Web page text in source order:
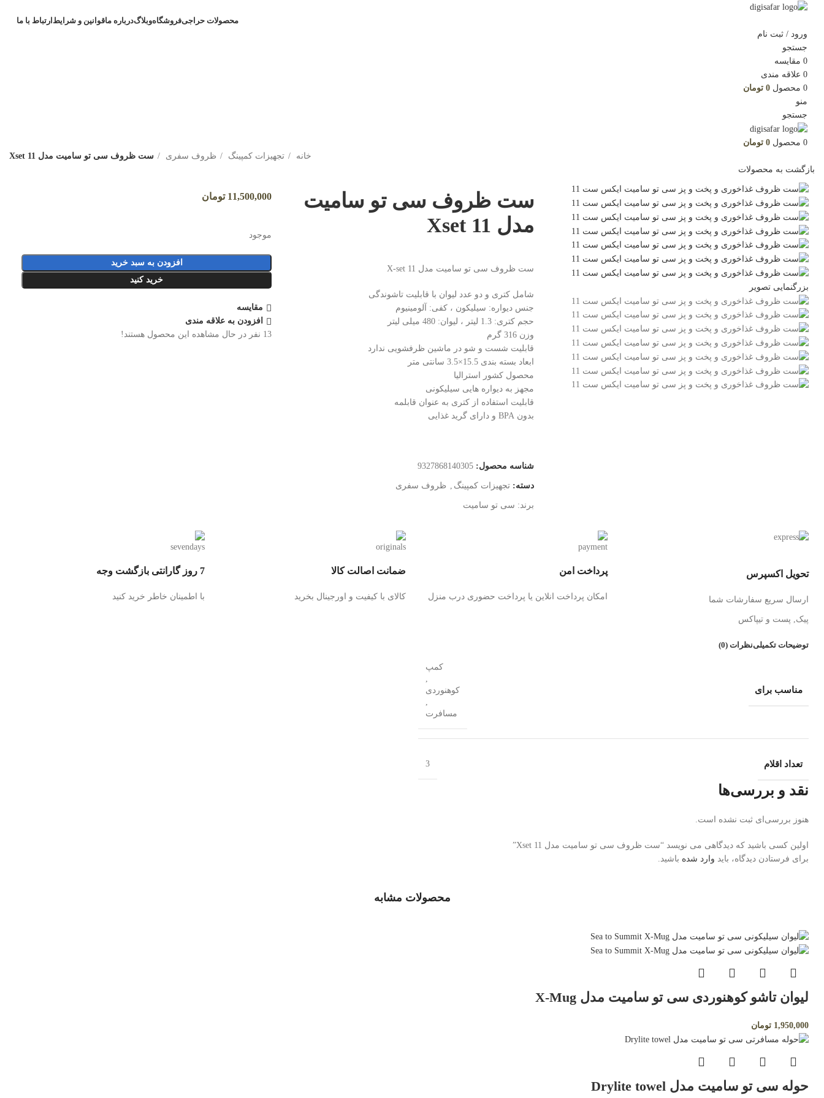
محصولات حراجیفروشگاهوبلاگدرباره ماقوانین و شرایط ارتباط با ما
ورود / ثبت نام
جستجو
0 مقایسه
0 علاقه مندی
0 محصول 0 تومان
منو
جستجو
0 محصول 0 تومان
خانه
تجهیزات کمپینگ ظروف سفری
⁣ست ظروف سی تو سامیت مدل Xset 11
بازگشت به محصولات
بزرگنمایی تصویر
⁣ست ظروف سی تو سامیت
مدل Xset 11
⁣ست ظروف سی تو سامیت مدل X-set 11
شامل کتری و دو عدد لیوان با قابلیت تاشوندگی
جنس دیواره: سیلیکون ، کفی: آلومینیوم
حجم کتری: 1.3 لیتر ، لیوان: 480 میلی لیتر
وزن 316 گرم
قابلیت شست و شو در ماشین ظرفشویی ندارد
ابعاد بسته بندی 15.5×3.5 سانتی متر
محصول کشور استرالیا
مجهز به دیواره هایی سیلیکونی
قابلیت استفاده از کتری به عنوان قابلمه
بدون BPA و دارای گرید غذایی
شناسه محصول: 9327868140305
دسته: تجهیزات کمپینگ ظروف سفری
برند: سی تو سامیت
11,500,000 تومان
موجود
افزودن به سبد خرید
خرید کنید
مقایسه
افزودن به علاقه مندی
13 نفر در حال مشاهده این محصول هستند!
تحویل اکسپرس
ارسال سریع سفارشات شما
پیک, پست و تیپاکس
پرداخت امن
امکان پرداخت انلاین یا پرداخت حضوری درب منزل
ضمانت اصالت کالا
کالای با کیفیت و اورجینال بخرید
7 روز گارانتی بازگشت وجه
با اطمینان خاطر خرید کنید
توضیحات تکمیلینظرات (0)
مناسب برای
کمپ
کوهنوردی
مسافرت
تعداد اقلام 3
نقد و بررسی‌ها
هنوز بررسی‌ای ثبت نشده است.
اولین کسی باشید که دیدگاهی می نویسد “⁣ست ظروف سی تو سامیت مدل Xset 11”
برای فرستادن دیدگاه، باید وارد شده باشید.
محصولات مشابه
لیوان تاشو کوهنوردی سی تو سامیت مدل X-Mug
1,950,000 تومان
حوله سی تو سامیت مدل Drylite towel